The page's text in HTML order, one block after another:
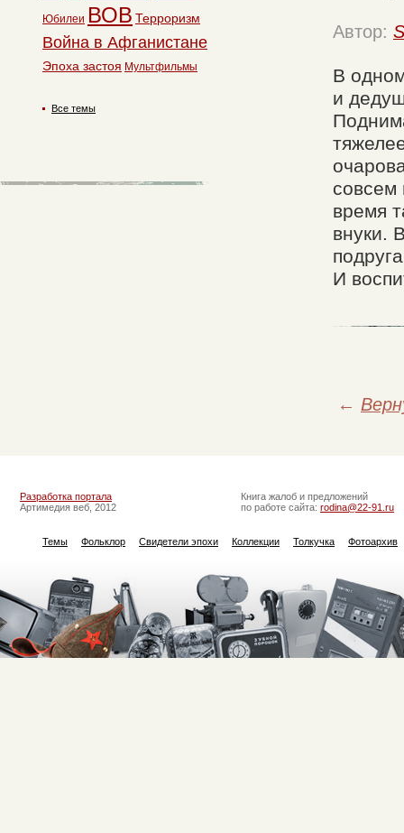
Автор:
В
и
совсем
время
внуки.
И
←
Юбилеи ВОВ Терроризм
Война в Афганистане
Эпоха застоя Мультфильмы
Все темы
Разработка портала
Артимедия веб, 2012
Книга жалоб и предложений
по работе сайта: rodina@22-91.ru
Темы Фольклор Свидетели эпохи Коллекции Толкучка Фотоархив